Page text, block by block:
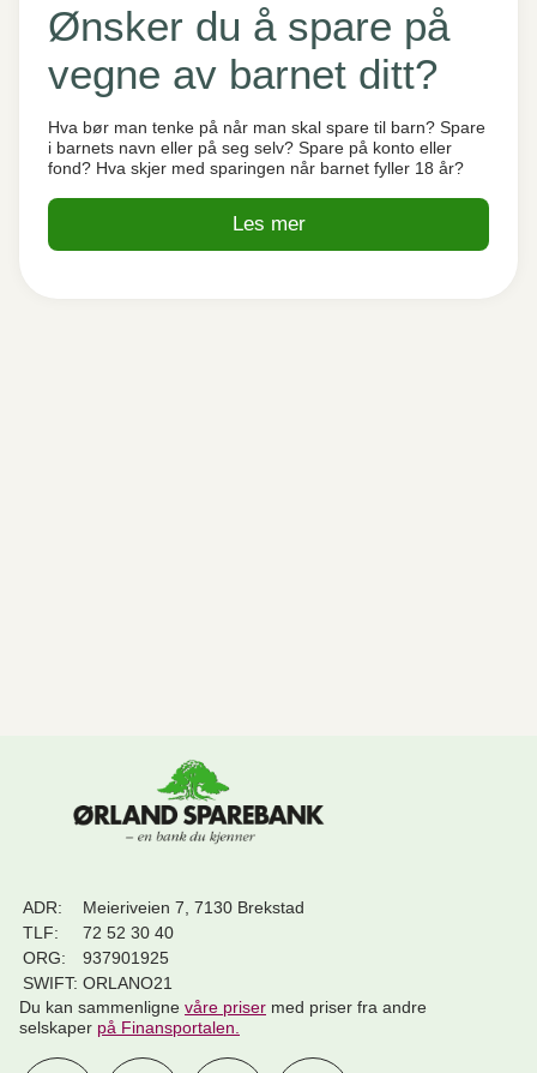
Ønsker du å spare på
vegne av barnet ditt?
Hva bør man tenke på når man skal spare til barn? Spare
i barnets navn eller på seg selv? Spare på konto eller
fond? Hva skjer med sparingen når barnet fyller 18 år?
Les mer
ADR:
Meieriveien 7, 7130 Brekstad
TLF:
72 52 30 40
ORG:
937901925
SWIFT: ORLANO21
Du kan sammenligne våre priser med priser fra andre
selskaper på Finansportalen